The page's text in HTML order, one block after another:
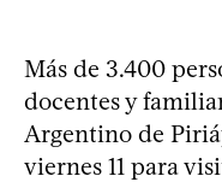
Más de 3.400
docentes y
Argentino de
viernes 11 para